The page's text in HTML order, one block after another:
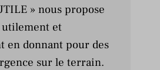
» nous propose
utilement et
en donnant pour des
sur le terrain.